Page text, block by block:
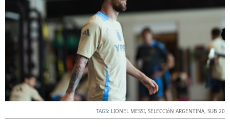
TAGS: LIONEL MESSI, SELECCIóN ARGENTINA, SUB 20